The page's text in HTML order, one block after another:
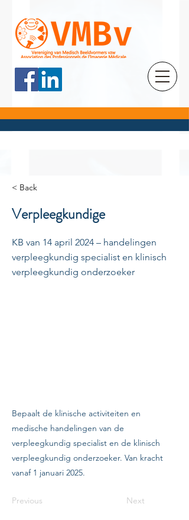
< Back
Verpleegkundige
KB van 14 april 2024 – handelingen
verpleegkundig specialist en klinisch
verpleegkundig onderzoeker
Bepaalt de klinische activiteiten en
medische handelingen van de
verpleegkundig specialist en de klinisch
verpleegkundig onderzoeker. Van kracht
vanaf 1 januari 2025.
Previous Next